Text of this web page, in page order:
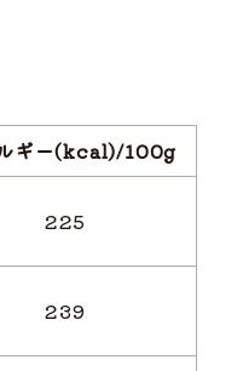
ギー(kcal)/100g
225
239